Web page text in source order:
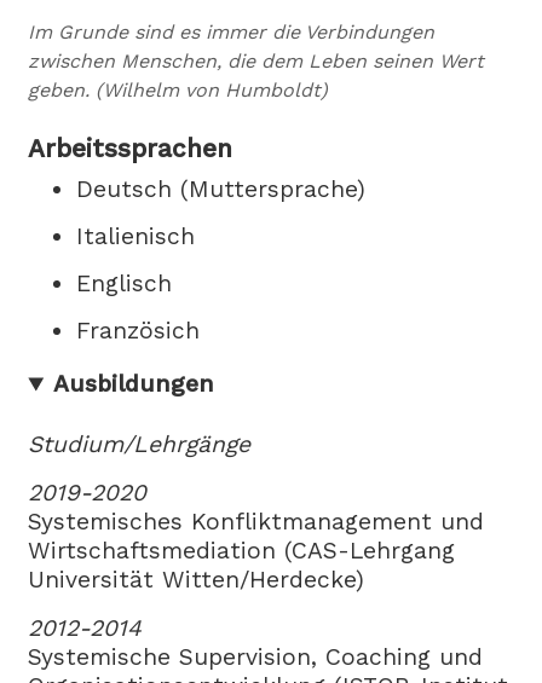
Im Grunde sind es immer die Verbindungen
zwischen Menschen, die dem Leben seinen Wert
geben. (Wilhelm von Humboldt)
Arbeitssprachen
Deutsch (Muttersprache)
Italienisch
Englisch
Französich
Ausbildungen
Studium/Lehrgänge
2019-2020
Systemisches Konfliktmanagement und
Wirtschaftsmediation (CAS-Lehrgang
Universität Witten/Herdecke)
2012-2014
Systemische Supervision, Coaching und